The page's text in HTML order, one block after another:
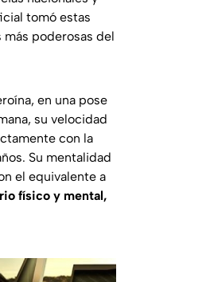
tomó estas
más poderosas del
en una pose
su velocidad
con la
Su mentalidad
el equivalente a
físico y mental,